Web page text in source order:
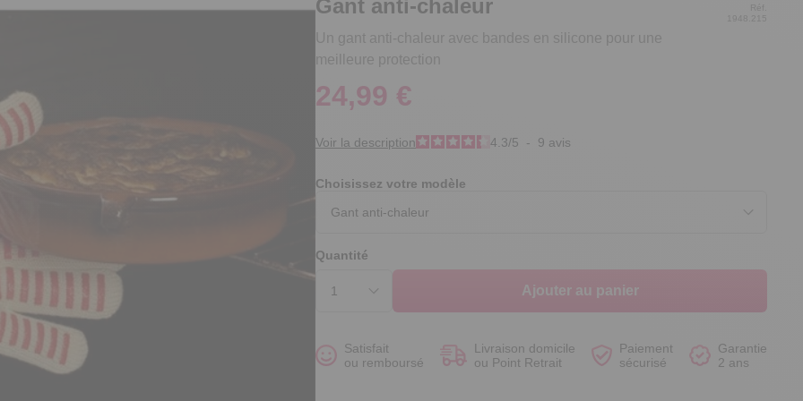
Gant anti-chaleur
Un gant anti-chaleur avec bandes en silicone pour une
meilleure protection
Réf.
1948.215
24,99 €
Voir la description 4.3/5 - 9 avis
Choisissez votre modèle
Quantité
Ajouter au panier
Satisfait
ou remboursé
Livraison domicile
ou Point Retrait
Paiement
sécurisé
Garantie
2 ans